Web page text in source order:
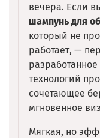
вечера. Если
шампунь для
который не
работает, —
технологий
сочетающее
мгновенное
Мягкая, но